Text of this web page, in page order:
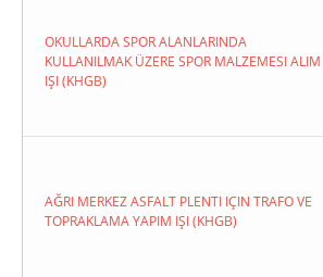
OKULLARDA SPOR ALANLARINDA
KULLANILMAK ÜZERE SPOR MALZEMESI ALIM
IŞI (KHGB)
AĞRI MERKEZ ASFALT PLENTI IÇIN TRAFO VE
TOPRAKLAMA YAPIM IŞI (KHGB)